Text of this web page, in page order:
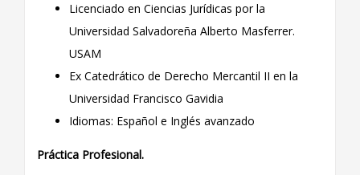
Licenciado en Ciencias Jurídicas por la
Universidad Salvadoreña Alberto Masferrer.
USAM
Ex Catedrático de Derecho Mercantil II en la
Universidad Francisco Gavidia
Idiomas: Español e Inglés avanzado
Práctica Profesional.